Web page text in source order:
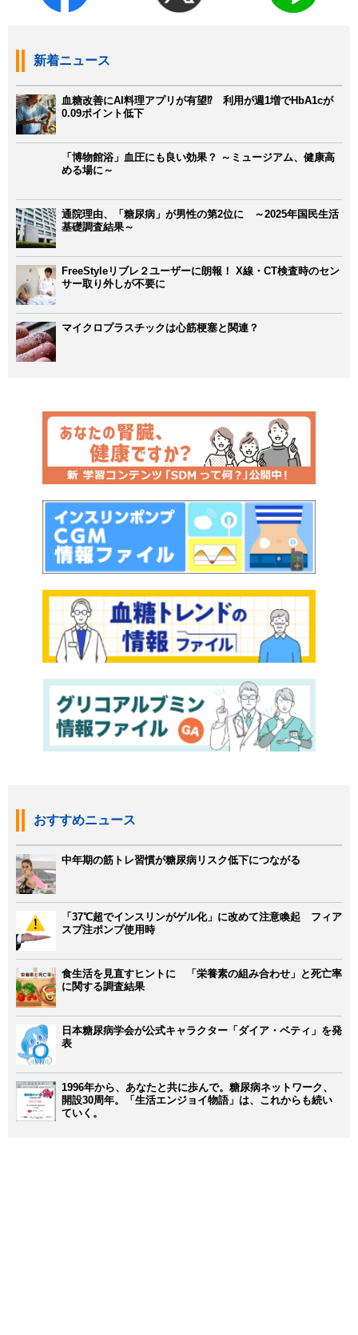
新着ニュース
血糖改善にAI料理アプリが有望⁉ 利用が週1増でHbA1cが
0.09ポイント低下
「博物館浴」血圧にも良い効果？ ～ミュージアム、健康高
める場に～
通院理由、「糖尿病」が男性の第2位に ～2025年国民生活
基礎調査結果～
FreeStyleリブレ２ユーザーに朗報！ X線・CT検査時のセン
サー取り外しが不要に
マイクロプラスチックは心筋梗塞と関連？
おすすめニュース
中年期の筋トレ習慣が糖尿病リスク低下につながる
「37℃超でインスリンがゲル化」に改めて注意喚起 フィア
スプ注ポンプ使用時
食生活を見直すヒントに 「栄養素の組み合わせ」と死亡率
に関する調査結果
日本糖尿病学会が公式キャラクター「ダイア・ベティ」を発
表
1996年から、あなたと共に歩んで。糖尿病ネットワーク、
開設30周年。「生活エンジョイ物語」は、これからも続い
ていく。